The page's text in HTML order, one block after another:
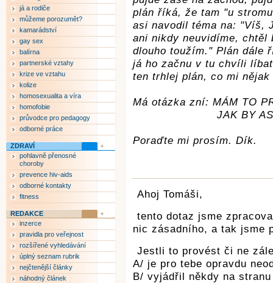
plán říká, že tam "u
asi navodil téma na: "Víš,
ani nikdy neuvidíme, chtěl
dlouho toužím." Plán dále
já ho začnu v tu chvíli
ten trhlej plán, co mi
Má otázka zní: MÁM TO
JAK BY ASI
Poraďte mi prosím. Dík.
Ahoj Tomáši,
tento dotaz jsme
nic zásadního, a tak jsme
Jestli to provést či ne
A/ je pro tebe opravdu
B/ vyjádřil někdy na
já a rodiče
můžeme porozumět?
kamarádství
gay sex
balírna
partnerské vztahy
krize ve vztahu
kolize
homosexualita a víra
homofobie
průvodce pro pedagogy
odborné práce
ZDRAVÍ
pohlavně přenosné
choroby
prevence hiv-aids
odborné kontakty
fitness
REDAKCE
inzerce
pravidla pro veřejnost
rozšířené vyhledávání
úplný seznam rubrik
nejčtenější články
náhodný článek